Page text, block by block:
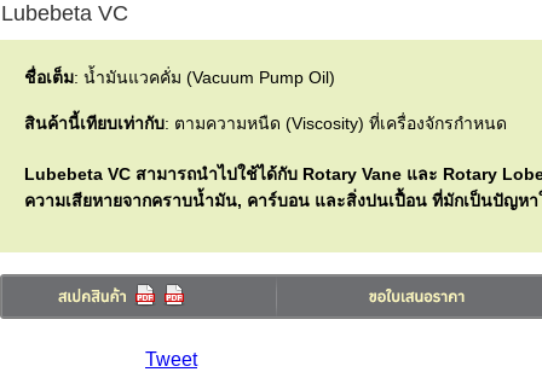
Lubebeta VC
ชื่อเต็ม: น้ำมันแวคคั่ม (Vacuum Pump Oil)
สินค้านี้เทียบเท่ากับ: ตามความหนืด (Viscosity) ที่เครื่องจักรกำหนด
Lubebeta VC สามารถนำไปใช้ได้กับ Rotary Vane และ Rotary
ความเสียหายจากคราบน้ำมัน, คาร์บอน และสิ่งปนเปื้อน ที่มักเป็นปัญหา
Tweet